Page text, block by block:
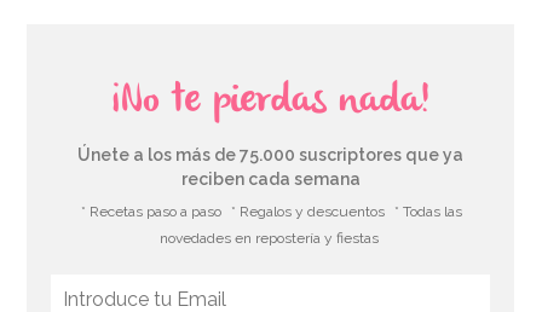
¡No te pierdas nada!
Únete a los más de 75.000 suscriptores que ya
reciben cada semana
* Recetas paso a paso * Regalos y descuentos
* Todas las
novedades en repostería y fiestas